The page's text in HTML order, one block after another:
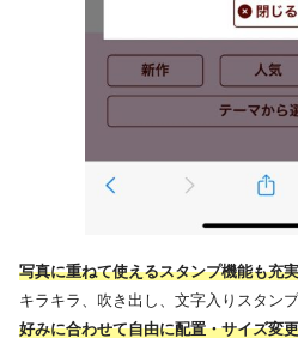
写真に重ねて使えるスタンプ機能も充
キラキラ、吹き出し、文字入りスタン
好みに合わせて自由に配置・サイズ変